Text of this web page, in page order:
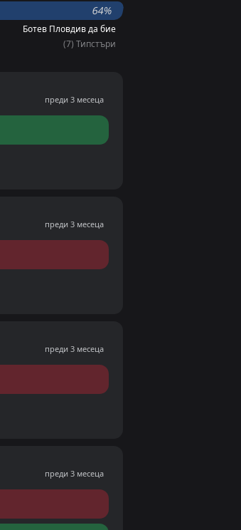
64%
Ботев Пловдив да бие
(7) Типстъри
преди 3 месеца
преди 3 месеца
преди 3 месеца
преди 3 месеца